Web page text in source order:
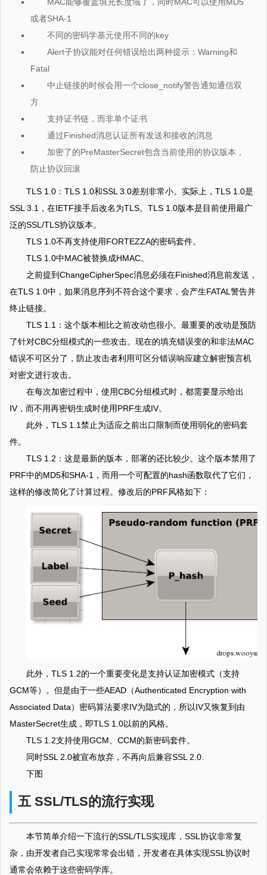
MAC能够覆盖填充长度域了，同时MAC可以使用MD5
或者SHA-1
不同的密码学基元使用不同的key
Alert子协议能对任何错误给出两种提示：Warning和
Fatal
中止链接的时候会用一个close_notify警告通知通信双
方
支持证书链，而非单个证书
通过Finished消息认证所有发送和接收的消息
加密了的PreMasterSecret包含当前使用的协议版本，
防止协议回滚
TLS 1.0：TLS 1.0和SSL 3.0差别非常小。实际上，TLS 1.0是
SSL 3.1，在IETF接手后改名为TLS。TLS 1.0版本是目前使用最广
泛的SSL/TLS协议版本。
TLS 1.0不再支持使用FORTEZZA的密码套件。
TLS 1.0中MAC被替换成HMAC。
之前提到ChangeCipherSpec消息必须在Finished消息前发送，
在TLS 1.0中，如果消息序列不符合这个要求，会产生FATAL警告并
终止链接。
TLS 1.1：这个版本相比之前改动也很小。最重要的改动是预防
了针对CBC分组模式的一些攻击。现在的填充错误变的和非法MAC
错误不可区分了，防止攻击者利用可区分错误响应建立解密预言机
对密文进行攻击。
在每次加密过程中，使用CBC分组模式时，都需要显示给出
IV，而不用再密钥生成时使用PRF生成IV。
此外，TLS 1.1禁止为适应之前出口限制而使用弱化的密码套
件。
TLS 1.2：这是最新的版本，部署的还比较少。这个版本禁用了
PRF中的MD5和SHA-1，而用一个可配置的hash函数取代了它们，
这样的修改简化了计算过程。修改后的PRF风格如下：
此外，TLS 1.2的一个重要变化是支持认证加密模式（支持
GCM等）。但是由于一些AEAD（Authenticated Encryption with
Associated Data）密码算法要求IV为隐式的，所以IV又恢复到由
MasterSecret生成，即TLS 1.0以前的风格。
TLS 1.2支持使用GCM、CCM的新密码套件。
同时SSL 2.0被宣布放弃，不再向后兼容SSL 2.0.
下图
五 SSL/TLS的流行实现
本节简单介绍一下流行的SSL/TLS实现库，SSL协议非常复
杂，由开发者自己实现常常会出错，开发者在具体实现SSL协议时
通常会依赖于这些密码学库。